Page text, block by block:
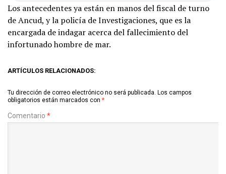
Los antecedentes ya están en manos del fiscal de turno
de Ancud, y la policía de Investigaciones, que es la
encargada de indagar acerca del fallecimiento del
infortunado hombre de mar.
ARTÍCULOS RELACIONADOS:
Tu dirección de correo electrónico no será publicada. Los campos
obligatorios están marcados con *
Comentario *